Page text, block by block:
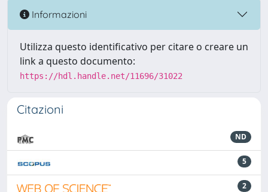
Informazioni
Utilizza questo identificativo per citare o creare un
link a questo documento:
https://hdl.handle.net/11696/31022
Citazioni
ND
5
2